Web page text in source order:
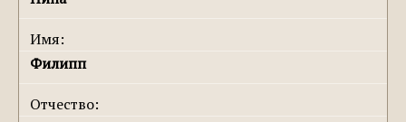
Имя:
Филипп
Отчество: